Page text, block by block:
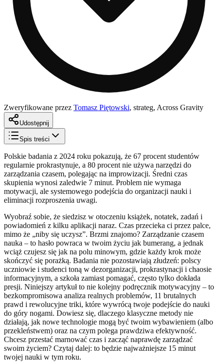
Zweryfikowane przez Tomasz Piętowski, strateg, Across Gravity
Udostępnij
Spis treści
Polskie badania z 2024 roku pokazują, że 67 procent studentów
regularnie prokrastynuje, a 80 procent nie używa narzędzi do
zarządzania czasem, polegając na improwizacji. Średni czas
skupienia wynosi zaledwie 7 minut. Problem nie wymaga
motywacji, ale systemowego podejścia do organizacji nauki i
eliminacji rozproszenia uwagi.
Wyobraź sobie, że siedzisz w otoczeniu książek, notatek, zadań i
powiadomień z kilku aplikacji naraz. Czas przecieka ci przez palce,
mimo że „niby się uczysz”. Brzmi znajomo? Zarządzanie czasem
nauka – to hasło powraca w twoim życiu jak bumerang, a jednak
wciąż czujesz się jak na polu minowym, gdzie każdy krok może
skończyć się porażką. Badania nie pozostawiają złudzeń: polscy
uczniowie i studenci toną w dezorganizacji, prokrastynacji i chaosie
informacyjnym, a szkoła zamiast pomagać, często tylko dokłada
presji. Niniejszy artykuł to nie kolejny podręcznik motywacyjny – to
bezkompromisowa analiza realnych problemów, 11 brutalnych
prawd i rewolucyjne triki, które wywrócą twoje podejście do nauki
do góry nogami. Dowiesz się, dlaczego klasyczne metody nie
działają, jak nowe technologie mogą być twoim wybawieniem (albo
przekleństwem) oraz na czym polega prawdziwa efektywność.
Chcesz przestać marnować czas i zacząć naprawdę zarządzać
swoim życiem? Czytaj dalej: to będzie najważniejsze 15 minut
twojej nauki w tym roku.